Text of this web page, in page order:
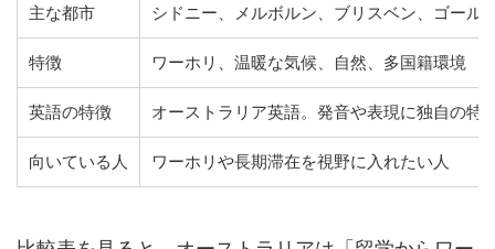
主な都市 シドニー、メルボルン、ブリスベン、ゴール
特徴 ワーホリ、温暖な気候、自然、多国籍環境
英語の特徴 オーストラリア英語。発音や表現に独自の特
向いている人 ワーホリや長期滞在を視野に入れたい人